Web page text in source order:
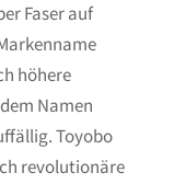
Faser auf
höhere
Namen
Toyobo
revolutionäre